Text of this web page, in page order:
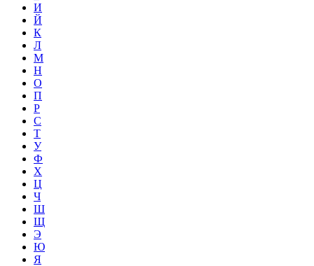
И
Й
К
Л
М
Н
О
П
Р
С
Т
У
Ф
Х
Ц
Ч
Ш
Щ
Э
Ю
Я